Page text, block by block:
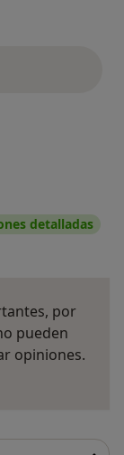
detalladas
por
pueden
opiniones.